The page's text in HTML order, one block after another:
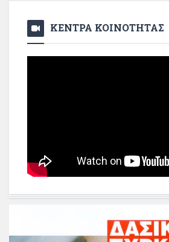
ΚΕΝΤΡΑ ΚΟΙΝΟΤΗΤΑΣ